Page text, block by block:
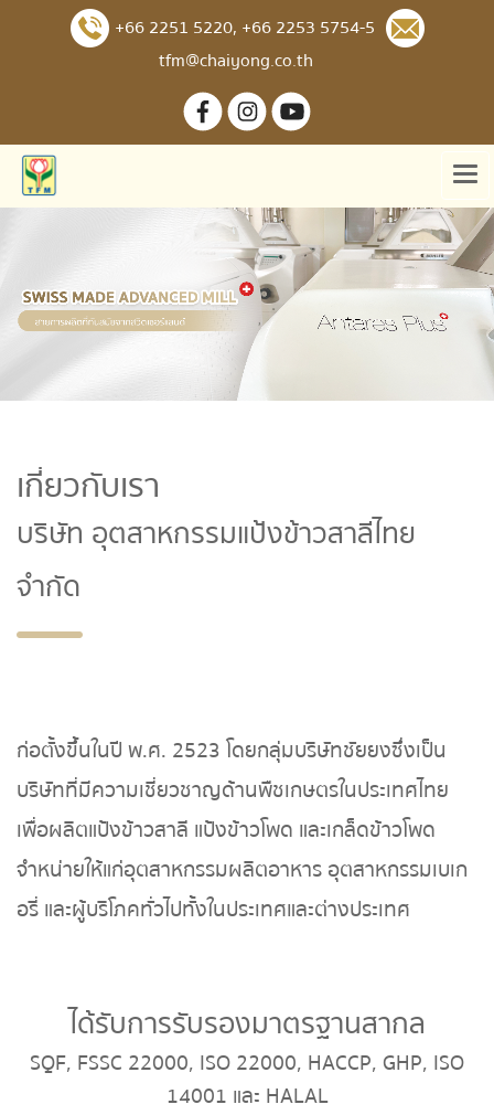
+66 2251 5220, +66 2253 5754-5
tfm@chaiyong.co.th
เกี่ยวกับเรา
บริษัท อุตสาหกรรมแป้งข้าวสาลีไทย
จำกัด
ก่อตั้งขึ้นในปี พ.ศ. 2523 โดยกลุ่มบริษัทชัยยงซึ่งเป็น
บริษัทที่มีความเชี่ยวชาญด้านพืชเกษตรในประเทศไทย
เพื่อผลิตแป้งข้าวสาลี แป้งข้าวโพด และเกล็ดข้าวโพด
จำหน่ายให้แก่อุตสาหกรรมผลิตอาหาร อุตสาหกรรมเบเก
อรี่ และผู้บริโภคทั่วไปทั้งในประเทศและต่างประเทศ
ได้รับการรับรองมาตรฐานสากล
SQF, FSSC 22000, ISO 22000, HACCP, GHP, ISO
14001 และ HALAL